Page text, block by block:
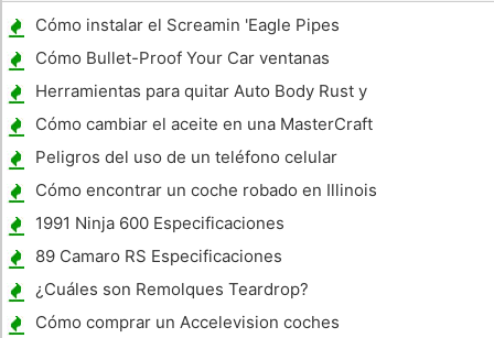
Cómo instalar el Screamin 'Eagle Pipes
Cómo Bullet-Proof Your Car ventanas
Herramientas para quitar Auto Body Rust y
rascaduras
Cómo cambiar el aceite en una MasterCraft
X-2
Peligros del uso de un teléfono celular
mientras se conduce
Cómo encontrar un coche robado en Illinois
1991 Ninja 600 Especificaciones
89 Camaro RS Especificaciones
¿Cuáles son Remolques Teardrop?
Cómo comprar un Accelevision coches